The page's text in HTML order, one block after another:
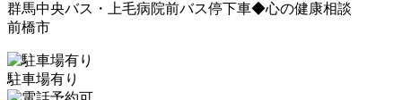
群馬中央バス・上毛病院前バス停下車◆心の健康相談
前橋市
駐車場有り